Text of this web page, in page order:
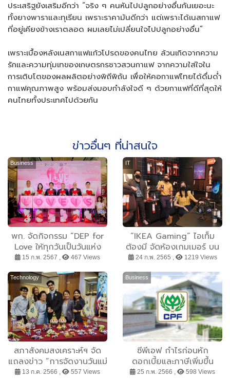
ประเสริฐยังเสริมอีกว่า “จริง ๆ คนหันไปปลูกอย่างอื่นกันเยอะนะ
ทั้งยางพาราและทุเรียน เพราะราคามันดีกว่า แต่เพราะได้เนสกาแฟ
ที่อยู่เคียงข้างเราตลอด ผมเลยไม่เปลี่ยนใจไปปลูกอย่างอื่น”
เพราะเบื้องหลังเนสกาแฟแก้วโปรดของคนไทย ล้วนเกิดจากความ
รักและความทุ่มเทของเกษตรกรชาวสวนกาแฟ จากความใส่ใจใน
การเติบโตของผลผลิตอย่างพิถีพิถัน เพื่อให้คอกาแฟไทยได้ดื่มด่ำ
กาแฟคุณภาพสูง พร้อมส่งมอบกำลังใจดี ๆ ด้วยกาแฟที่ดีที่สุดให้
คนไทยทั้งประเทศไปด้วยกัน
ข่าวอื่นๆ ที่น่าสนใจ
Business
พก. จัดกิจกรรม “DEP for
Love ให้ทุกวันเป็นวันแห่ง
รัก” ส่งต่อความรัก ส่งต่อ
ความเข้าใจถึงคนพิการ
15 ก.พ. 2567 , 467 Views
IT
“IKEA Gaming” ไอเท็ม
ต้องมี จัดห้องเกมเมอร์ บน
ความร่วมมือของ IKEA X
ROG
24 ก.พ. 2565 , 1219 Views
Technology
สภาสังคมสงเคราะห์ฯ จัด
แถลงข่าว “การจัดงานวันแม่
แห่งชาติ ประจำปี 2566”
13 ก.ค. 2566 , 557 Views
Business
ซีพีเอฟ กำไรก่อนหัก
ดอกเบี้ยและภาษีเพิ่มขึ้น
60% จากปีก่อน เชื่อมั่นปี
25 ก.พ. 2566 , 598 Views